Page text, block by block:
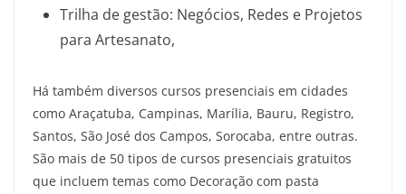
Trilha de gestão: Negócios, Redes e Projetos
para Artesanato,
Há também diversos cursos presenciais em cidades
como Araçatuba, Campinas, Marília, Bauru, Registro,
Santos, São José dos Campos, Sorocaba, entre outras.
São mais de 50 tipos de cursos presenciais gratuitos
que incluem temas como Decoração com pasta